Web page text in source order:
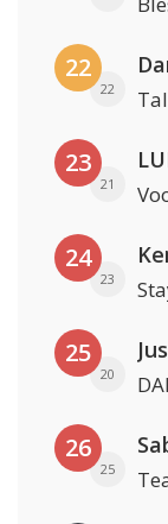
22
22
23
21
24
23
25
20
26
25